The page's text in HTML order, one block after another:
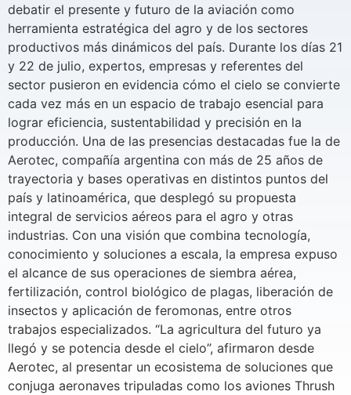
debatir el presente y futuro de la aviación como
herramienta estratégica del agro y de los sectores
productivos más dinámicos del país. Durante los días 21
y 22 de julio, expertos, empresas y referentes del
sector pusieron en evidencia cómo el cielo se convierte
cada vez más en un espacio de trabajo esencial para
lograr eficiencia, sustentabilidad y precisión en la
producción. Una de las presencias destacadas fue la de
Aerotec, compañía argentina con más de 25 años de
trayectoria y bases operativas en distintos puntos del
país y latinoamérica, que desplegó su propuesta
integral de servicios aéreos para el agro y otras
industrias. Con una visión que combina tecnología,
conocimiento y soluciones a escala, la empresa expuso
el alcance de sus operaciones de siembra aérea,
fertilización, control biológico de plagas, liberación de
insectos y aplicación de feromonas, entre otros
trabajos especializados. “La agricultura del futuro ya
llegó y se potencia desde el cielo”, afirmaron desde
Aerotec, al presentar un ecosistema de soluciones que
conjuga aeronaves tripuladas como los aviones Thrush